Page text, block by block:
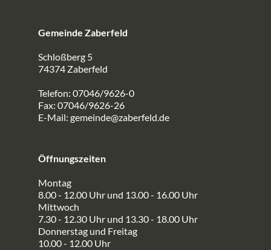
Gemeinde Zaberfeld
Schloßberg 5
74374 Zaberfeld
Telefon: 07046/9626-0
Fax: 07046/9626-26
E-Mail: gemeinde@zaberfeld.de
Öffnungszeiten
Montag
8.00 - 12.00 Uhr und 13.00 - 16.00 Uhr
Mittwoch
7.30 - 12.30 Uhr und 13.30 - 18.00 Uhr
Donnerstag und Freitag
10.00 - 12.00 Uhr